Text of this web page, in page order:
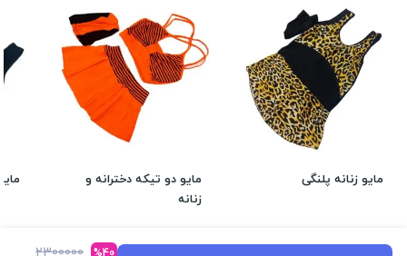
مایو زنانه پلنگی
685,000
مایو دو تیکه دخترانه و
زنانه
559,000 تومان